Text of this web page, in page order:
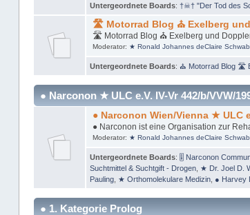
Untergeordnete Boards: †☠† "Der Tod des
🛣 Motorrad Blog ⛪ Exelberg
🛣 Motorrad Blog ⛪ Exelberg und
Moderator: ★ Ronald Johannes deClaire Schwab
Untergeordnete Boards: ⛪ Motorrad Blog 🛣
● Narconon ★ ULC e.V. IV-Vr 442/b/VVW/
● Narconon Wien/Vienna ★ ULC
● Narconon ist eine Organisation zur
Moderator: ★ Ronald Johannes deClaire Schwab
Untergeordnete Boards: 🎚 Narconon
Suchtmittel & Suchtgift - Drogen, ★ Dr. Joel D.
Pauling, ★ Orthomolekulare Medizin, ● Harvey
● 1. Kategorie Prolog